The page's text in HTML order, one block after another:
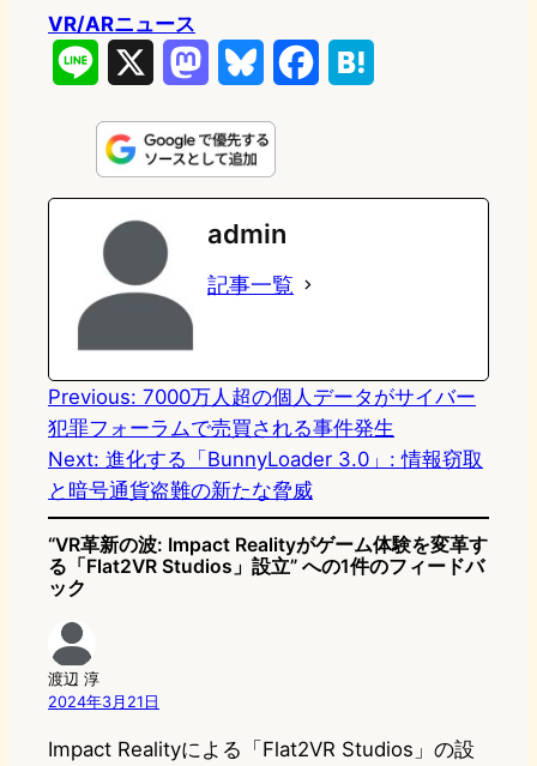
VR/ARニュース
n
e
s
t
o
d
n
u
e
s
k
e
k
e
admin
記事一覧
Previous: 7000万人超の個人データがサイバー
犯罪フォーラムで売買される事件発生
Next: 進化する「BunnyLoader 3.0」: 情報窃取
と暗号通貨盗難の新たな脅威
“VR革新の波: Impact Realityがゲーム体験を変革す
る「Flat2VR Studios」設立” への1件のフィードバ
ック
渡辺 淳
2024年3月21日
Impact Realityによる「Flat2VR Studios」の設